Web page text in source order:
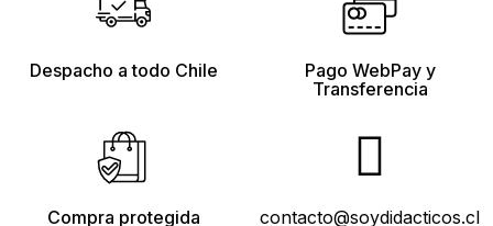
Despacho a todo Chile
Pago WebPay y
Transferencia
Compra protegida contacto@soydidacticos.cl